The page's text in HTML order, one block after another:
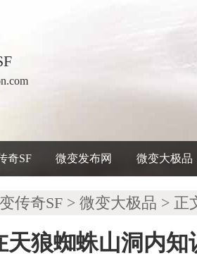
奇SF 微变发布网 微变大极品
传奇SF > 微变大极品 > 正
天狼蜘蛛山洞内知